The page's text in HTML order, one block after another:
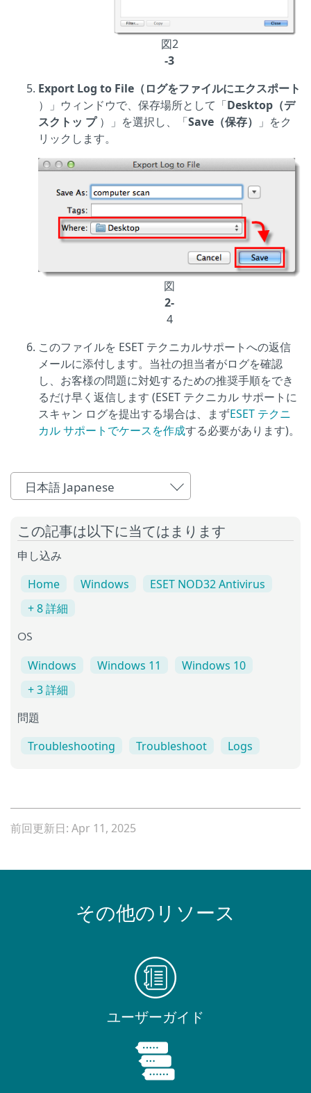
図2
-3
Export Log to File（ログをファイルにエクスポート
）」ウィンドウで、保存場所として「Desktop（デ
スクトッ プ ）」を選択し、「Save（保存）
」をク
リックします。
図
2-
4
このファイルを ESET テクニカルサポートへの返信
メールに添付します。当社の担当者がログを確認
し、お客様の問題に対処するための推奨手順をでき
るだけ早く返信します (ESET テクニカル サポートに
スキャン ログを提出する場合は、まずESET テクニ
カル サポートでケースを作成する必要があります)。
日本語 Japanese
この記事は以下に当てはまります
申し込み
Home Windows
ESET NOD32 Antivirus
+ 8 詳細
OS
Windows Windows 11
Windows 10
+ 3 詳細
問題
Troubleshooting Troubleshoot Logs
前回更新日: Apr 11, 2025
その他のリソース
ユーザーガイド